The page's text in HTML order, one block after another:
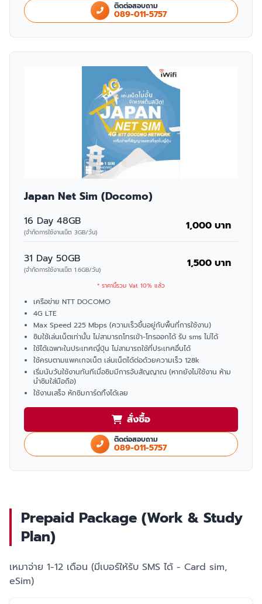
ติดต่อสอบถาม
089-011-5757
Japan Net Sim (Docomo)
16 Day 48GB
(จำกัดการใช้งานเน็ต 3GB/วัน) 1,000 บาท
31 Day 50GB
(จำกัดการใช้งานเน็ต 1.6GB/วัน) 1,500 บาท
* ราคานี้รวม Vat 10% แล้ว
เครือข่าย NTT DOCOMO
4G LTE
Max Speed 225 Mbps (ความเร็วขึ้นอยู่กับพื้นที่การใช้งาน)
ซิมใช้เล่นเน็ตเท่านั้น ไม่สามารถโทรเข้า-โทรออกได้ รับ sms ไม่ได้
ใช้ได้เฉพาะในประเทศญี่ปุ่น ไม่สามารถใช้ที่ประเทศอื่นได้
ใช้ครบตามแพคเกจเน็ต เล่นเน็ตได้ต่อด้วยความเร็ว 128k
เริ่มนับวันใช้งานทันทีเมื่อซิมมีการจับสัญญาณ (หากยังไม่ใช้งาน ห้าม
นำซิมใส่มือถือ)
ใช้งานเสร็จ หักซิมการ์ดทิ้งได้เลย
สั่งซื้อ
ติดต่อสอบถาม
089-011-5757
Prepaid Package (Work & Study
Plan)
เหมาจ่าย 1-12 เดือน (มีเบอร์ให้รับ SMS ได้ - Card sim,
eSim)